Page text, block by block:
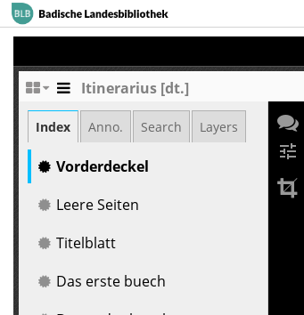
Itinerarius [dt.]
Index Anno. Search Layers
Vorderdeckel
Leere Seiten
Titelblatt
Das erste buech
tune